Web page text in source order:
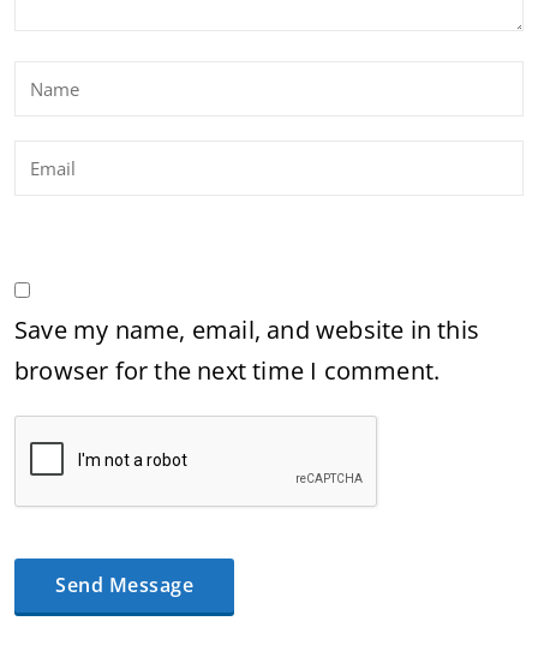
Save my name, email, and website in this
browser for the next time I comment.